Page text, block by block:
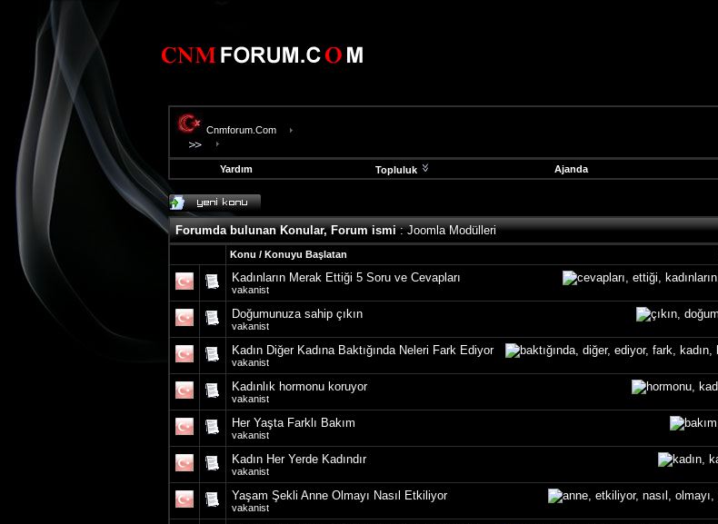
Cnmforum.Com
Yardım Topluluk Ajanda
evooli
fethiye
escort
gaziantep
gaziantep
escort
Forumda bulunan Konular, Forum ismi: Joomla Modülleri
Konu / Konuyu Başlatan
Kadınların Merak Ettiği 5 Soru ve Cevapları
vakanist
Doğumunuza sahip çıkın
vakanist
Kadın Diğer Kadına Baktığında Neleri Fark Ediyor
vakanist
Kadınlık hormonu koruyor
vakanist
Her Yaşta Farklı Bakım
vakanist
Kadın Her Yerde Kadındır
vakanist
Yaşam Şekli Anne Olmayı Nasıl Etkiliyor
vakanist